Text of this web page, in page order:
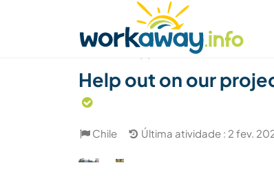
Achar anfitrião Parceiro de viagem
Help out on our
Chile Última atividade : 2 fev.